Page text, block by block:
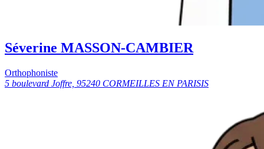
Séverine MASSON-CAMBIER
Orthophoniste
5 boulevard Joffre, 95240 CORMEILLES EN PARISIS